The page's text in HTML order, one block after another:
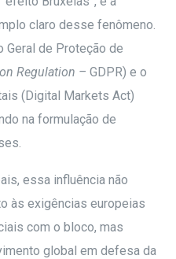
claro desse fenômeno.
Geral de Proteção de
Regulation –GDPR) e o
(Digital Markets Act)
na formulação de
essa influência não
às exigências europeias
com o bloco, mas
global em defesa da